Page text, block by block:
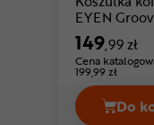
EYEN
149,99 zł
Cena
199,99 zł
Do